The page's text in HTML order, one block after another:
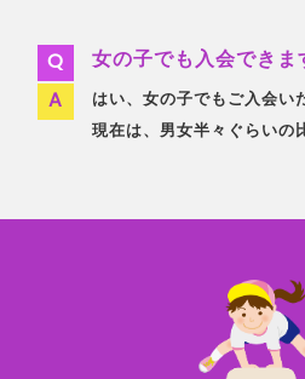
女の子でも入会できま
はい、女の子でもご入会い
現在は、男女半々ぐらいの